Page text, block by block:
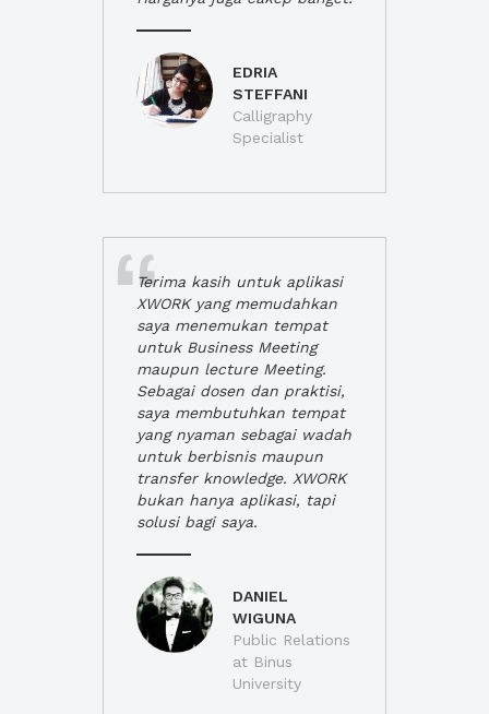
EDRIA
STEFFANI
Calligraphy
Specialist
Terima kasih untuk aplikasi
XWORK yang memudahkan
saya menemukan tempat
untuk Business Meeting
maupun lecture Meeting.
Sebagai dosen dan praktisi,
saya membutuhkan tempat
yang nyaman sebagai wadah
untuk berbisnis maupun
transfer knowledge. XWORK
bukan hanya aplikasi, tapi
solusi bagi saya.
DANIEL
WIGUNA
Public Relations
at Binus
University